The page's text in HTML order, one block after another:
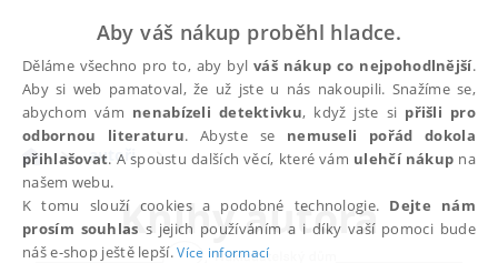
autoři
Knihy autora
Aby váš nákup proběhl hladce.
Děláme všechno pro to, aby bylváš nákup co nejpohodlnější.
Aby si web pamatoval, že už jste u nás nakoupili. Snažíme se,
abychom vám nenabízeli detektivku, když jste si přišli pro
odbornou literaturu. Abyste se nemuseli pořád dokola
přihlašovat. A spoustu dalších věcí, které vám ulehčí nákup na
našem webu.
K tomu slouží cookies a podobné technologie. Dejte nám
prosím souhlas s jejich používáním a i díky vaší pomoci bude
náš e-shop ještě lepší.Více informací